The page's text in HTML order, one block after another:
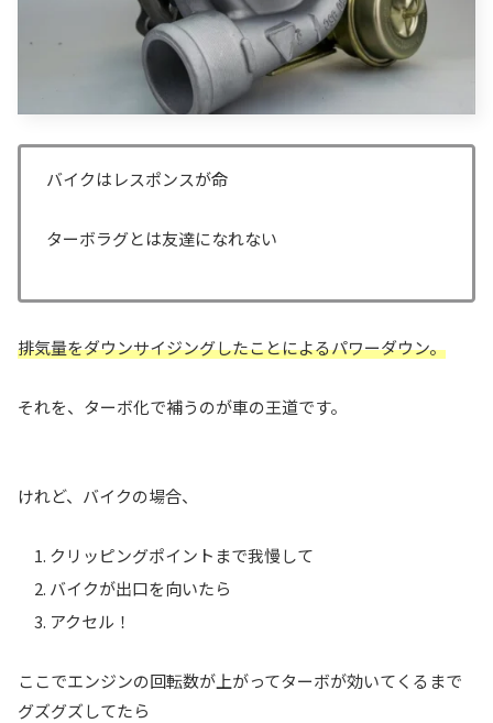
バイクはレスポンスが命
ターボラグとは友達になれない
排気量をダウンサイジングしたことによるパワーダウン。
それを、ターボ化で補うのが車の王道です。
けれど、バイクの場合、
クリッピングポイントまで我慢して
バイクが出口を向いたら
アクセル！
ここでエンジンの回転数が上がってターボが効いてくるまで
グズグズしてたら